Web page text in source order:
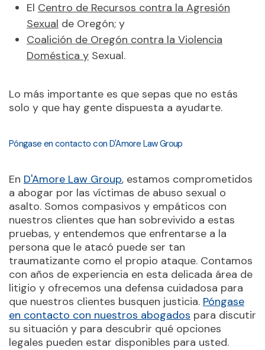
El Centro de Recursos contra la Agresión
Sexual de Oregón; y
Coalición de Oregón contra la Violencia
Doméstica y Sexual.
Lo más importante es que sepas que no estás
solo y que hay gente dispuesta a ayudarte.
Póngase en contacto con D'Amore Law Group
En D'Amore Law Group, estamos comprometidos
a abogar por las víctimas de abuso sexual o
asalto. Somos compasivos y empáticos con
nuestros clientes que han sobrevivido a estas
pruebas, y entendemos que enfrentarse a la
persona que le atacó puede ser tan
traumatizante como el propio ataque. Contamos
con años de experiencia en esta delicada área de
litigio y ofrecemos una defensa cuidadosa para
que nuestros clientes busquen justicia. Póngase
en contacto con nuestros abogados para discutir
su situación y para descubrir qué opciones
legales pueden estar disponibles para usted.